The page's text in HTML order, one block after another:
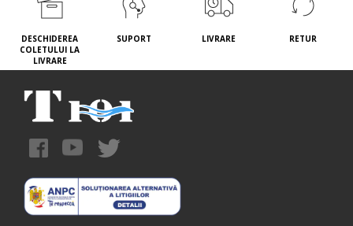
DESCHIDEREA
COLETULUI LA
LIVRARE
SUPORT LIVRARE RETUR